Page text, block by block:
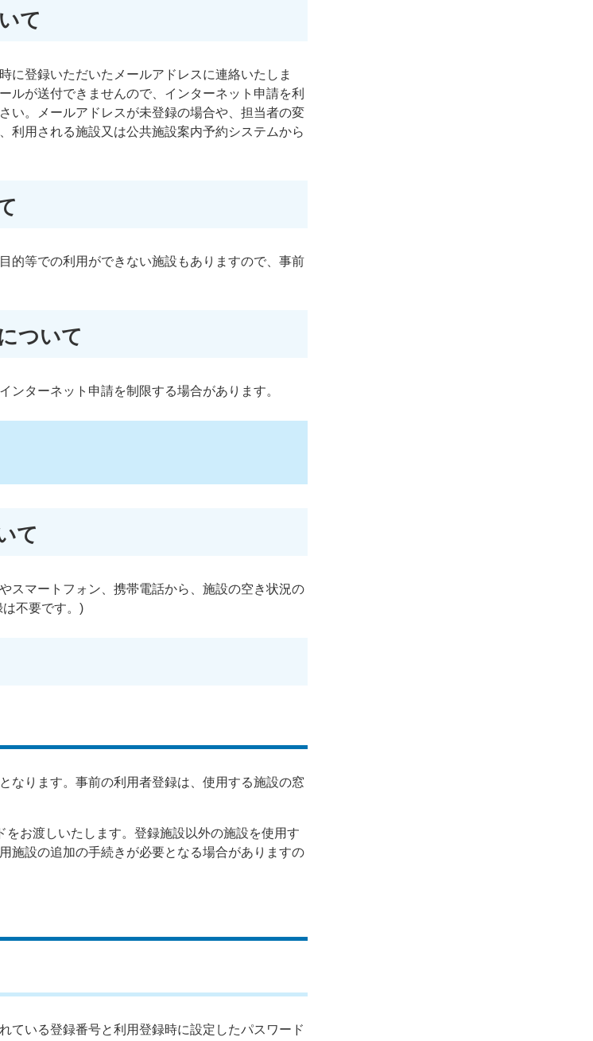
て
に登録いただいたメールアドレスに連絡いたしま
ルが送付できませんので、インターネット申請を利
い。メールアドレスが未登録の場合や、担当者の変
利用される施設又は公共施設案内予約システムから
的等での利用ができない施設もありますので、事前
ついて
ターネット申請を制限する場合があります。
て
スマートフォン、携帯電話から、施設の空き状況の
不要です。)
なります。事前の利用者登録は、使用する施設の窓
お渡しいたします。登録施設以外の施設を使用す
施設の追加の手続きが必要となる場合がありますの
ている登録番号と利用登録時に設定したパスワード